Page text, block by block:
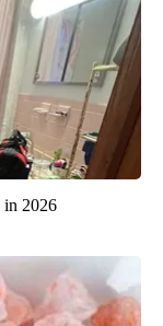
in 2026